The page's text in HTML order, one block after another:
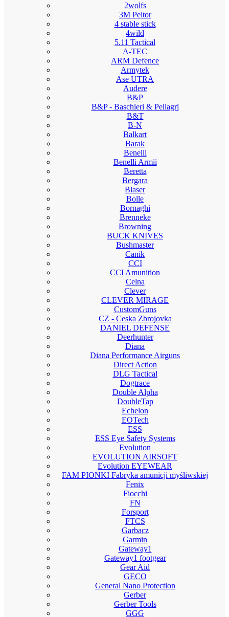
2wolfs
3M Peltor
4 stable stick
4wild
5.11 Tactical
A-TEC
ARM Defence
Armytek
Ase UTRA
Audere
B&P
B&P - Baschieri & Pellagri
B&T
B-N
Balkart
Barak
Benelli
Benelli Armii
Beretta
Bergara
Blaser
Bolle
Bornaghi
Brenneke
Browning
BUCK KNIVES
Bushmaster
Canik
CCI
CCI Amunition
Celna
Clever
CLEVER MIRAGE
CustomGuns
CZ - Ceska Zbrojovka
DANIEL DEFENSE
Deerhunter
Diana
Diana Performance Airguns
Direct Action
DLG Tactical
Dogtrace
Double Alpha
DoubleTap
Echelon
EOTech
ESS
ESS Eye Safety Systems
Evolution
EVOLUTION AIRSOFT
Evolution EYEWEAR
FAM PIONKI Fabryka amunicji myśliwskiej
Fenix
Fiocchi
FN
Forsport
FTCS
Garbacz
Garmin
Gateway1
Gateway1 footgear
Gear Aid
GECO
General Nano Protection
Gerber
Gerber Tools
GGG